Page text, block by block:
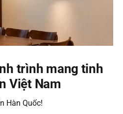
trình mang tinh
Việt Nam
Hàn Quốc!